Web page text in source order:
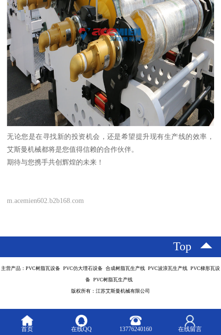
无论您是在寻找新的投资机会，还是希望提升现有生产线的效率，
艾斯曼机械都将是您值得信赖的合作伙伴。
期待与您携手共创辉煌的未来！
m.acemien602.b2b168.com
Top
主营产品：PVC树脂瓦设备 PVC仿大理石设备 合成树脂瓦生产线 PVC波浪瓦生产线 PVC梯形瓦设
备 PVC树脂瓦生产线
版权所有：江苏艾斯曼机械有限公司
首页 在线QQ 13776240160 在线留言